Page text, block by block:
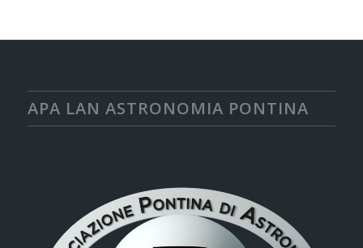
APA LAN ASTRONOMIA PONTINA